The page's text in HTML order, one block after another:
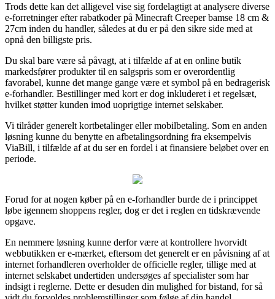
Trods dette kan det alligevel vise sig fordelagtigt at analysere diverse
e-forretninger efter rabatkoder på Minecraft Creeper bamse 18 cm &
27cm inden du handler, således at du er på den sikre side med at
opnå den billigste pris.
Du skal bare være så påvagt, at i tilfælde af at en online butik
markedsfører produkter til en salgspris som er overordentlig
favorabel, kunne det mange gange være et symbol på en bedragerisk
e-forhandler. Bestillinger med kort er dog inkluderet i et regelsæt,
hvilket støtter kunden imod uoprigtige internet selskaber.
Vi tilråder generelt kortbetalinger eller mobilbetaling. Som en anden
løsning kunne du benytte en afbetalingsordning fra eksempelvis
ViaBill, i tilfælde af at du ser en fordel i at finansiere beløbet over en
periode.
Forud for at nogen køber på en e-forhandler burde de i princippet
løbe igennem shoppens regler, dog er det i reglen en tidskrævende
opgave.
En nemmere løsning kunne derfor være at kontrollere hvorvidt
webbutikken er e-mærket, eftersom det generelt er en påvisning af at
internet forhandleren overholder de officielle regler, tillige med at
internet selskabet undertiden undersøges af specialister som har
indsigt i reglerne. Dette er desuden din mulighed for bistand, for så